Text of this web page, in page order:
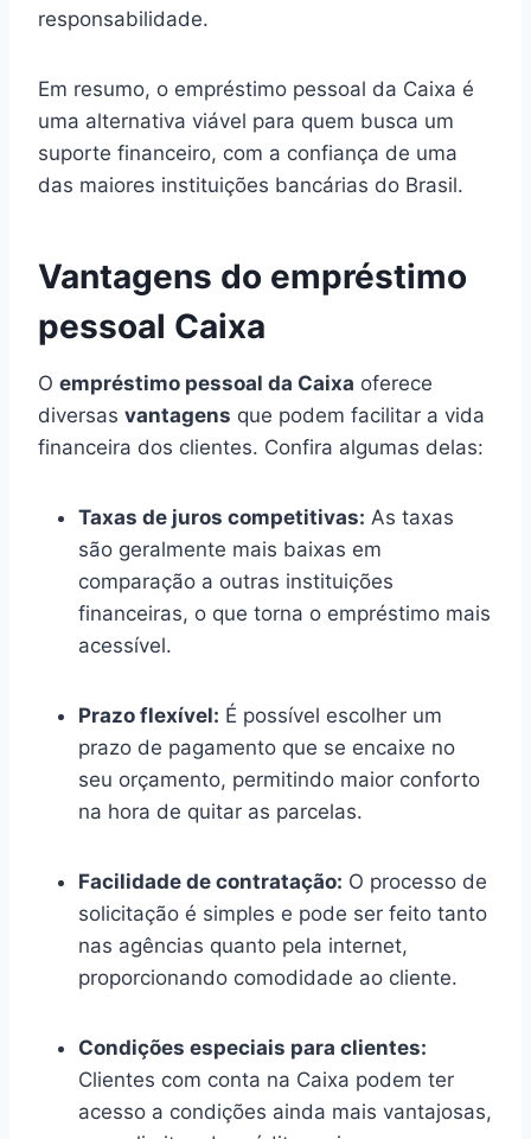
responsabilidade.
Em resumo, o empréstimo pessoal da Caixa é
uma alternativa viável para quem busca um
suporte financeiro, com a confiança de uma
das maiores instituições bancárias do Brasil.
Vantagens do empréstimo
pessoal Caixa
O empréstimo pessoal da Caixa oferece
diversas vantagens que podem facilitar a vida
financeira dos clientes. Confira algumas delas:
Taxas de juros competitivas: As taxas
são geralmente mais baixas em
comparação a outras instituições
financeiras, o que torna o empréstimo mais
acessível.
Prazo flexível: É possível escolher um
prazo de pagamento que se encaixe no
seu orçamento, permitindo maior conforto
na hora de quitar as parcelas.
Facilidade de contratação: O processo de
solicitação é simples e pode ser feito tanto
nas agências quanto pela internet,
proporcionando comodidade ao cliente.
Condições especiais para clientes:
Clientes com conta na Caixa podem ter
acesso a condições ainda mais vantajosas,